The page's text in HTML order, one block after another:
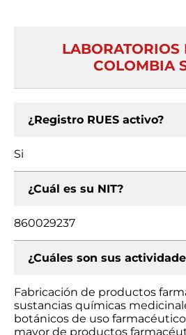
LABORATORIOS
COLOMBIA
¿Registro RUES activo?
Si
¿Cuál es su NIT?
860029237
¿Cuáles son sus
Fabricación de productos
sustancias químicas
botánicos de uso
mayor de productos